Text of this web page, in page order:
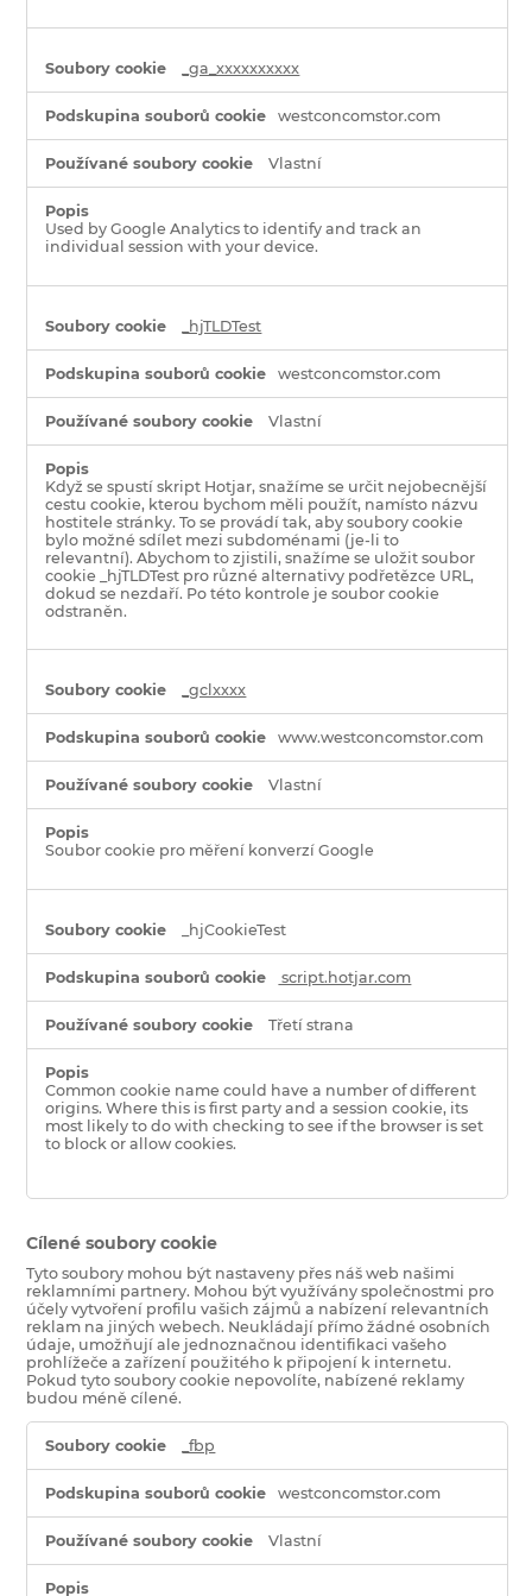
_ga_xxxxxxxxxx
westconcomstor.com
Vlastní
Used by Google Analytics to identify and track an
individual session with your device.
_hjTLDTest
westconcomstor.com
Vlastní
Když se spustí skript Hotjar, snažíme se určit nejobecnější
cestu cookie, kterou bychom měli použít, namísto názvu
hostitele stránky. To se provádí tak, aby soubory cookie
bylo možné sdílet mezi subdoménami (je-li to
relevantní). Abychom to zjistili, snažíme se uložit soubor
cookie _hjTLDTest pro různé alternativy podřetězce URL,
dokud se nezdaří. Po této kontrole je soubor cookie
odstraněn.
_gclxxxx
www.westconcomstor.com
Vlastní
Soubor cookie pro měření konverzí Google
_hjCookieTest
script.hotjar.com
Třetí strana
Common cookie name could have a number of different
origins. Where this is first party and a session cookie, its
most likely to do with checking to see if the browser is set
to block or allow cookies.
Cílené soubory cookie
Tyto soubory mohou být nastaveny přes náš web našimi
reklamními partnery. Mohou být využívány společnostmi pro
účely vytvoření profilu vašich zájmů a nabízení relevantních
reklam na jiných webech. Neukládají přímo žádné osobních
údaje, umožňují ale jednoznačnou identifikaci vašeho
prohlížeče a zařízení použitého k připojení k internetu.
Pokud tyto soubory cookie nepovolíte, nabízené reklamy
budou méně cílené.
cookie
_fbp
westconcomstor.com
Vlastní